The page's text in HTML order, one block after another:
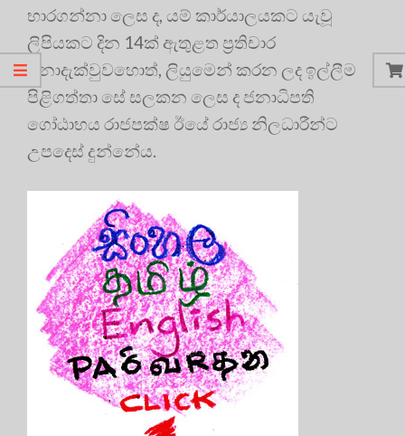
භාරගන්නා ලෙස ද, යම් කාර්යාලයකට යැවූ
ලිපියකට දින 14ක් ඇතුළත ප්‍රතිචාර
නොදැක්වුවහොත්, ලියුමෙන් කරන ලද ඉල්ලීම
පිළිගත්තා සේ සලකන ලෙස ද ජනාධිපති
ගෝඨාභය රාජපක්ෂ ඊයේ රාජ්‍ය නිලධාරීන්ට
උපදෙස් දුන්නේය.